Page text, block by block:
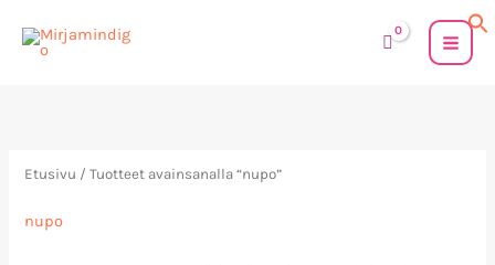
sisältöön
Etusivu / Tuotteet avainsanalla “nupo”
nupo